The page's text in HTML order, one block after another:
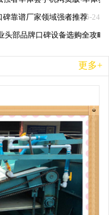
2026-06-24
碑靠谱厂家领域强者推荐
2026-06-24
部品牌口碑设备选购全攻略
更多+